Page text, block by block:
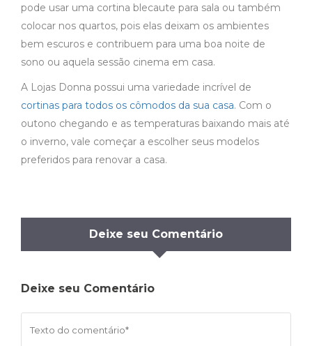
pode usar uma cortina blecaute para sala ou também
colocar nos quartos, pois elas deixam os ambientes
bem escuros e contribuem para uma boa noite de
sono ou aquela sessão cinema em casa.
A Lojas Donna possui uma variedade incrível de
cortinas para todos os cômodos da sua casa. Com o
outono chegando e as temperaturas baixando mais até
o inverno, vale começar a escolher seus modelos
preferidos para renovar a casa.
Deixe seu Comentário
Deixe seu Comentário